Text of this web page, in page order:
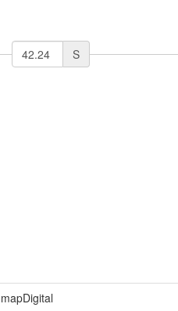
S
mapDigital